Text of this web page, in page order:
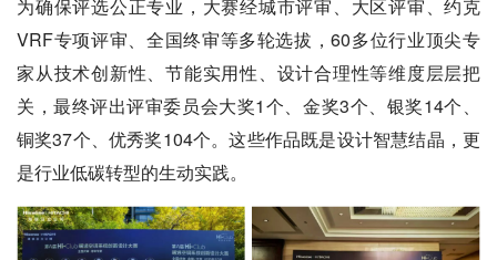
为确保评选公正专业，大赛经城市评审、大区评审、约克
VRF专项评审、全国终审等多轮选拔，60多位行业顶尖专
家从技术创新性、节能实用性、设计合理性等维度层层把
关，最终评出评审委员会大奖1个、金奖3个、银奖14个、
铜奖37个、优秀奖104个。这些作品既是设计智慧结晶，更
是行业低碳转型的生动实践。